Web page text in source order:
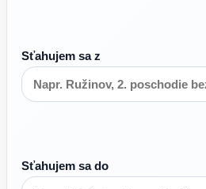
Sťahujem sa z
Sťahujem sa do